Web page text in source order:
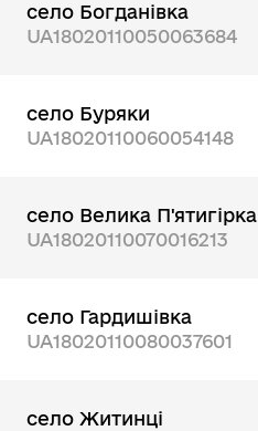
село Богданівка
UA18020110050063684
село Буряки
UA18020110060054148
село Велика П'ятигірка
UA18020110070016213
село Гардишівка
UA18020110080037601
село Житинці